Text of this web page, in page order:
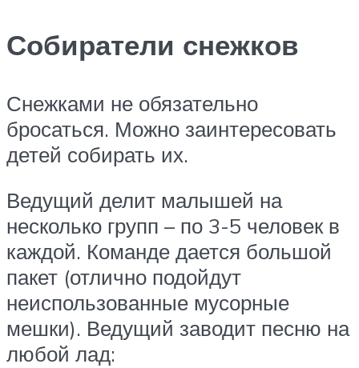
Собиратели снежков
Снежками не обязательно
бросаться. Можно заинтересовать
детей собирать их.
Ведущий делит малышей на
несколько групп – по 3-5 человек в
каждой. Команде дается большой
пакет (отлично подойдут
неиспользованные мусорные
мешки). Ведущий заводит песню на
любой лад: